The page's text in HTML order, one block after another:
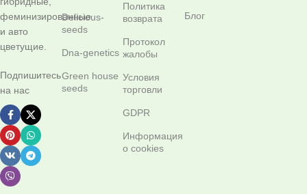
феминизированные
и авто
цветущие.
Подпишитесь
на нас
Delicious-
seeds
Dna-genetics
Green house
seeds
Политика
возврата
Протокол
жалобы
Условия
торговли
GDPR
Информация
о cookies
Блог